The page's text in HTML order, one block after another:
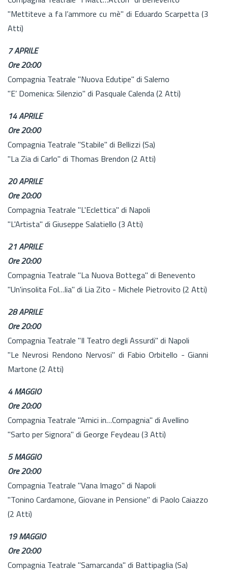
"Mettiteve a fa l’ammore cu mè" di Eduardo Scarpetta (3
Atti)
7 APRILE
Ore 20:00
Compagnia Teatrale "Nuova Edutipe" di Salerno
"E’ Domenica: Silenzio" di Pasquale Calenda (2 Atti)
14 APRILE
Ore 20:00
Compagnia Teatrale "Stabile" di Bellizzi (Sa)
"La Zia di Carlo" di Thomas Brendon (2 Atti)
20 APRILE
Ore 20:00
Compagnia Teatrale "L'Eclettica" di Napoli
"L'Artista" di Giuseppe Salatiello (3 Atti)
21 APRILE
Ore 20:00
Compagnia Teatrale "La Nuova Bottega" di Benevento
"Un'insolita Fol…lia" di Lia Zito - Michele Pietrovito (2 Atti)
28 APRILE
Ore 20:00
Compagnia Teatrale "Il Teatro degli Assurdi" di Napoli
"Le Nevrosi Rendono Nervosi" di Fabio Orbitello - Gianni
Martone (2 Atti)
4 MAGGIO
Ore 20:00
Compagnia Teatrale "Amici in…Compagnia" di Avellino
"Sarto per Signora" di George Feydeau (3 Atti)
5 MAGGIO
Ore 20:00
Compagnia Teatrale "Vana Imago" di Napoli
"Tonino Cardamone, Giovane in Pensione" di Paolo Caiazzo
(2 Atti)
19 MAGGIO
Ore 20:00
Compagnia Teatrale "Samarcanda" di Battipaglia (Sa)